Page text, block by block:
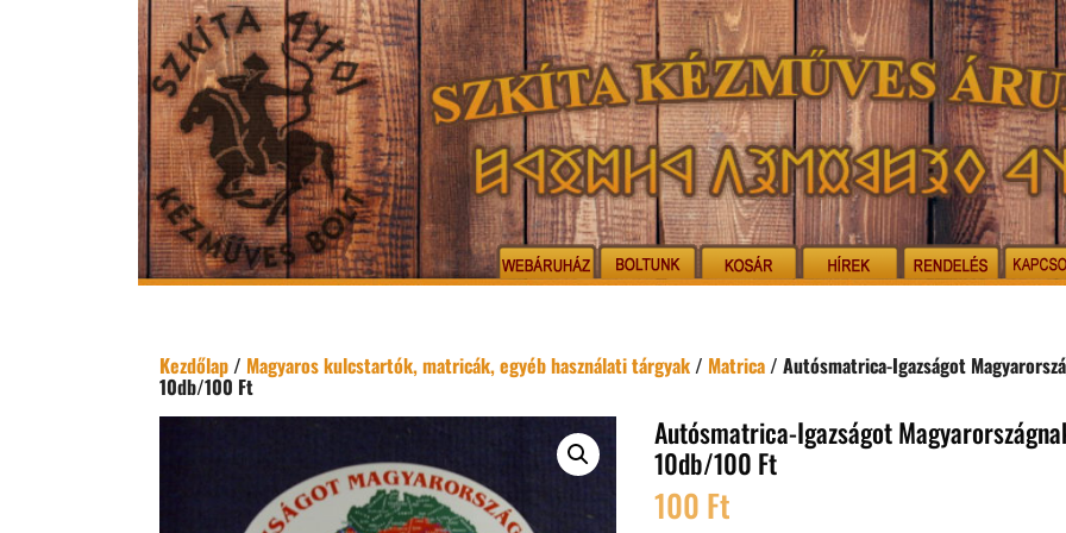
Kezdőlap/ Magyaros kulcstartók, matricák, egyéb használati tárgyak/ Matrica/ Autósmatrica-Igazságot
10db/100 Ft
Autósmatrica-Igazságot
10db/100 Ft
100 Ft